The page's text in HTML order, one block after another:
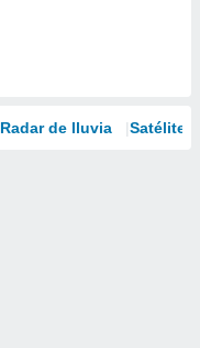
Radar de lluvia Satélites